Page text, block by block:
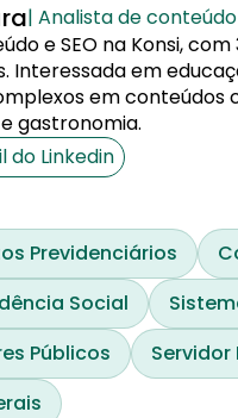
| Analista de conteúdo
e SEO na Konsi,
Interessada em
em conteúdos
gastronomia.
do Linkedin
Previdenciários
Social
Públicos Servidor